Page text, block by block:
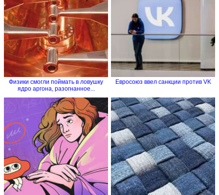
Физики смогли поймать в ловушку
ядро аргона, разогнанное...
Евросоюз ввел санкции против VK